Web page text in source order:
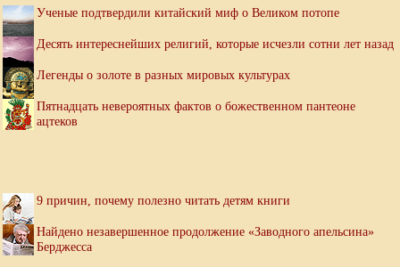
Ученые подтвердили китайский миф о Великом потопе
Десять интереснейших религий, которые исчезли сотни лет назад
Легенды о золоте в разных мировых культурах
Пятнадцать невероятных фактов о божественном пантеоне
ацтеков
9 причин, почему полезно читать детям книги
Найдено незавершенное продолжение «Заводного апельсина»
Берджесса